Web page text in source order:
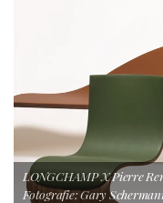
LONGCHAMP X Pierre
Fotografie: Gary